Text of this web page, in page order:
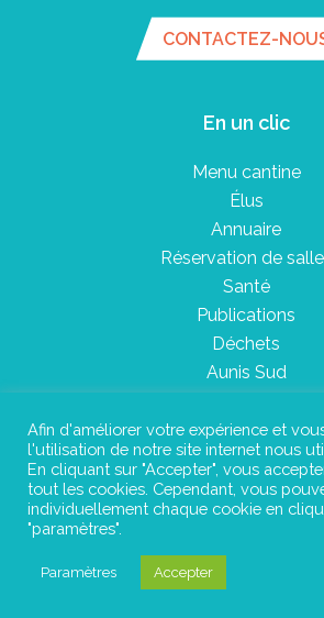
CONTACTEZ-
En un clic
Menu cantine
Élus
Annuaire
Réservation de
Santé
Publications
Déchets
Aunis Sud
Plan du site
Mentions légales
©Instant Urbain
Afin d'améliorer votre expérience et
l'utilisation de notre site internet nous
En cliquant sur "Accepter", vous
tout les cookies. Cependant, vous
individuellement chaque cookie en
"paramètres".
Paramètres Accepter